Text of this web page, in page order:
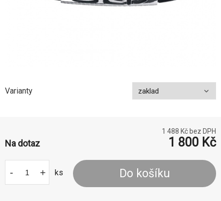
Varianty
1 488 Kč bez DPH
Na dotaz 1 800 Kč
- + ks Do košíku